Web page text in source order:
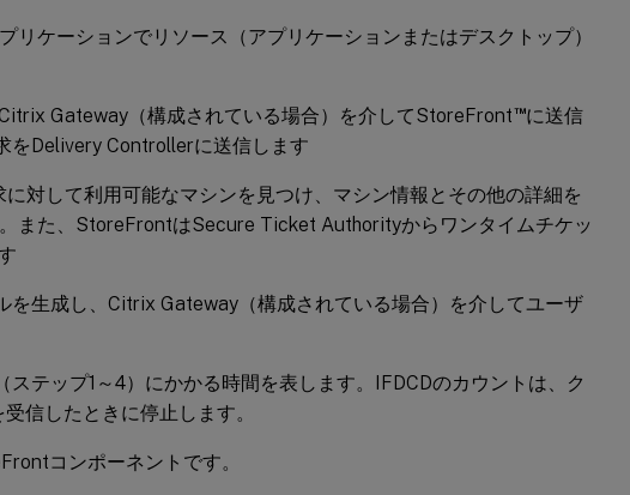
リケーションでリソース（アプリケーションまたはデスクトップ）
Gateway（構成されている場合）を介してStoreFront™に送信
をDelivery Controllerに送信します
対して利用可能なマシンを見つけ、マシン情報とその他の詳細を
また、StoreFrontはSecure Ticket Authorityからワンタイムチケッ
を生成し、Citrix Gateway（構成されている場合）を介してユーザ
ステップ1～4）にかかる時間を表します。IFDCDのカウントは、ク
信したときに停止します。
コンポーネントです。